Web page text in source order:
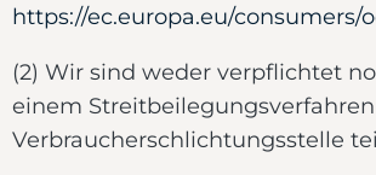
https://ec.europa.eu/consumers/
(2) Wir sind weder verpflichtet
einem
Verbraucherschlichtungsstelle